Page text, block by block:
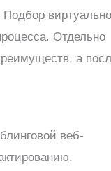
Отдельно
а
веб-